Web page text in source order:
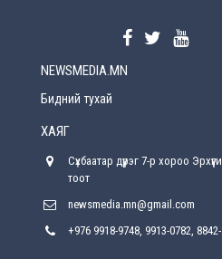
2026-08-5
хүрсэн өгөөжөөрөө
Улсын онцгой
NEWSMEDIA.MN
Бидний тухай
ХАЯГ
Сүхбаатар дүүрэг 7-р хороо
тоот
newsmedia.mn@gmail.com
+976 9918-9748, 9913-0782,